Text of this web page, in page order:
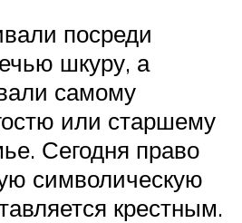
посреди
шкуру, а
самому
или старшему
Сегодня право
символическую
крестным.